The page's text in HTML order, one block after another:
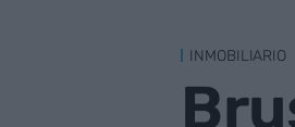
INMOBILIARIO